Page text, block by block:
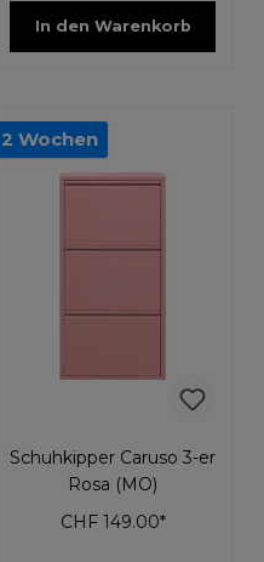
In den Warenkorb
2 Wochen
Schuhkipper Caruso 3-er
Rosa (MO)
CHF 149.00*